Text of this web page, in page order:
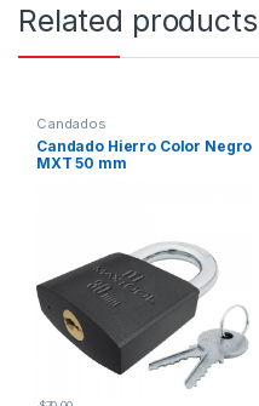
Related products
Candados
Candado Hierro Color Negro
MXT 50 mm